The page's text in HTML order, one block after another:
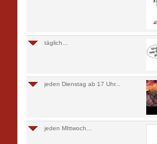
täglich...
jeden Dienstag ab 17 Uhr...
jeden MIttwoch...